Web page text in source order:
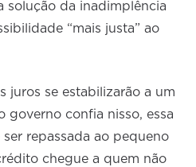
solução da inadimplência
“mais justa” ao
juros se estabilizarão a um
governo confia nisso, essa
repassada ao pequeno
chegue a quem não